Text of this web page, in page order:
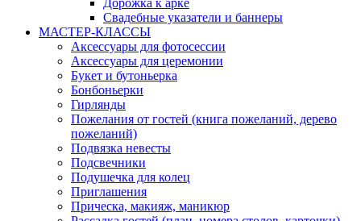
Дорожка к арке
Свадебные указатели и баннеры
МАСТЕР-КЛАССЫ
Аксессуары для фотосессии
Аксессуары для церемонии
Букет и бутоньерка
Бонбоньерки
Гирлянды
Пожелания от гостей (книга пожеланий, дерево
пожеланий)
Подвязка невесты
Подсвечники
Подушечка для колец
Приглашения
Прическа, макияж, маникюр